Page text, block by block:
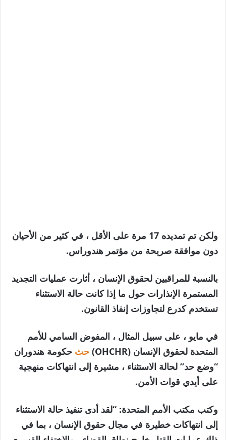
ولكن تم تمديده 17 مرة على الأقل ، في كثير من الأحيان
دون موافقة صريحة من مؤتمر هندوراس.
بالنسبة للمراقبين لحقوق الإنسان ، أثارت عمليات التجديد
المستمرة الإنذارات حول ما إذا كانت حالة الاستثناء
تستخدم كدرع لتجاوزات إنفاذ القانون.
في مايو ، على سبيل المثال ، المفوض السامي للأمم
المتحدة لحقوق الإنسان (OHCHR)
حث حكومة هندوران
“وضع حد” لحالة الاستثناء ، مشيرة إلى انتهاكات منهجية
على أيدي قوات الأمن.
وكتب مكتب الأمم المتحدة: “لقد أدى تنفيذ حالة الاستثناء
إلى انتهاكات خطيرة في مجال حقوق الإنسان ، بما في